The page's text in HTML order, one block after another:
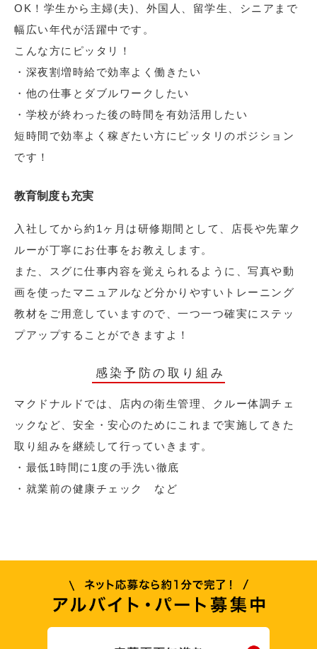
OK！学生から主婦(夫)、外国人、留学生、シニアまで
幅広い年代が活躍中です。
こんな方にピッタリ！
・深夜割増時給で効率よく働きたい
・他の仕事とダブルワークしたい
・学校が終わった後の時間を有効活用したい
短時間で効率よく稼ぎたい方にピッタリのポジション
です！
教育制度も充実
入社してから約1ヶ月は研修期間として、店長や先輩ク
ルーが丁寧にお仕事をお教えします。
また、スグに仕事内容を覚えられるように、写真や動
画を使ったマニュアルなど分かりやすいトレーニング
教材をご用意していますので、一つ一つ確実にステッ
プアップすることができますよ！
感染予防の取り組み
マクドナルドでは、店内の衛生管理、クルー体調チェ
ックなど、安全・安心のためにこれまで実施してきた
取り組みを継続して行っていきます。
・最低1時間に1度の手洗い徹底
・就業前の健康チェック など